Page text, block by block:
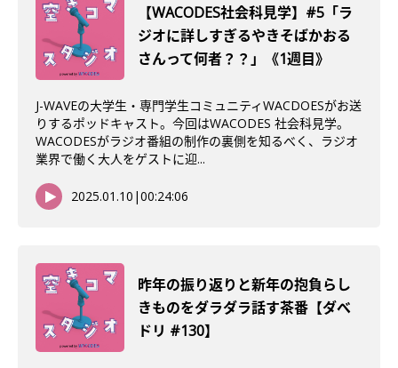
【WACODES社会科見学】#5「ラ
ジオに詳しすぎるやきそばかおる
さんって何者？？」《1週目》
J-WAVEの大学生・専門学生コミュニティWACDOESがお送
りするポッドキャスト。今回はWACODES 社会科見学。
WACODESがラジオ番組の制作の裏側を知るべく、ラジオ
業界で働く大人をゲストに迎...
2025.01.10 |00:24:06
昨年の振り返りと新年の抱負らし
きものをダラダラ話す茶番【ダべ
ドリ #130】